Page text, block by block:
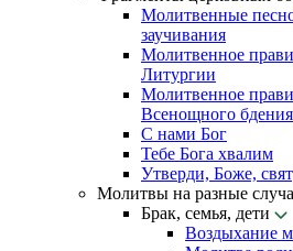
Молитвенные
заучивания
Молитвенное
Литургии
Молитвенное
Всенощного бдения
С нами Бог
Тебе Бога хвалим
Утверди, Боже,
Молитвы на разные
Брак, семья, дети
Воздыхание